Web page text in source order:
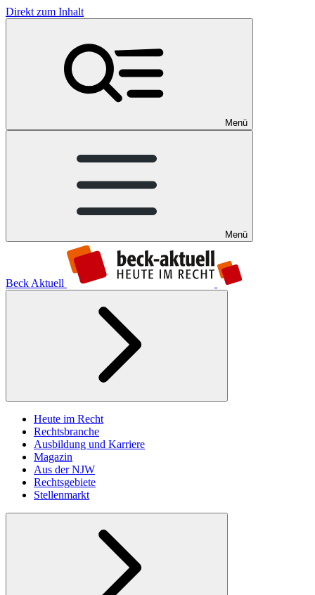
Direkt zum Inhalt
Menü
Menü
Beck Aktuell
Heute im Recht
Rechtsbranche
Ausbildung und Karriere
Magazin
Aus der NJW
Rechtsgebiete
Stellenmarkt